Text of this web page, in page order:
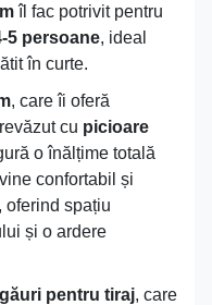
îl fac potrivit pentru
5 persoane, ideal
în curte.
, care îi oferă
cu picioare
o înălțime totală
confortabil și
, oferind spațiu
și o ardere
găuri pentru tiraj, care